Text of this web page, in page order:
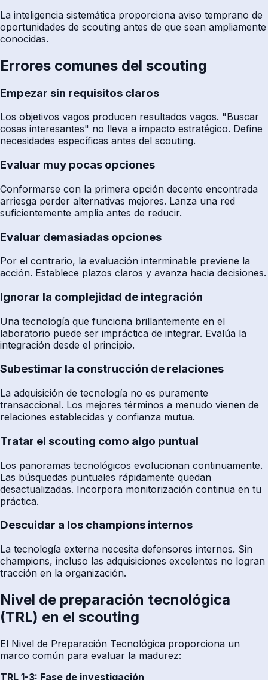
La inteligencia sistemática proporciona aviso temprano de
oportunidades de scouting antes de que sean ampliamente
conocidas.
Errores comunes del scouting
Empezar sin requisitos claros
Los objetivos vagos producen resultados vagos. "Buscar
cosas interesantes" no lleva a impacto estratégico. Define
necesidades específicas antes del scouting.
Evaluar muy pocas opciones
Conformarse con la primera opción decente encontrada
arriesga perder alternativas mejores. Lanza una red
suficientemente amplia antes de reducir.
Evaluar demasiadas opciones
Por el contrario, la evaluación interminable previene la
acción. Establece plazos claros y avanza hacia decisiones.
Ignorar la complejidad de integración
Una tecnología que funciona brillantemente en el
laboratorio puede ser impráctica de integrar. Evalúa la
integración desde el principio.
Subestimar la construcción de relaciones
La adquisición de tecnología no es puramente
transaccional. Los mejores términos a menudo vienen de
relaciones establecidas y confianza mutua.
Tratar el scouting como algo puntual
Los panoramas tecnológicos evolucionan continuamente.
Las búsquedas puntuales rápidamente quedan
desactualizadas. Incorpora monitorización continua en tu
práctica.
Descuidar a los champions internos
La tecnología externa necesita defensores internos. Sin
champions, incluso las adquisiciones excelentes no logran
tracción en la organización.
Nivel de preparación tecnológica
(TRL) en el scouting
El Nivel de Preparación Tecnológica proporciona un
marco común para evaluar la madurez:
TRL 1-3: Fase de investigación